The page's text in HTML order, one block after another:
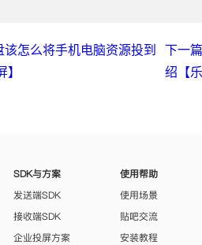
该怎么将手机电脑资源投到 下一
绍【
SDK与方案
发送端SDK
接收端SDK
企业投屏方案
使用帮助
使用场景
贴吧交流
安装教程